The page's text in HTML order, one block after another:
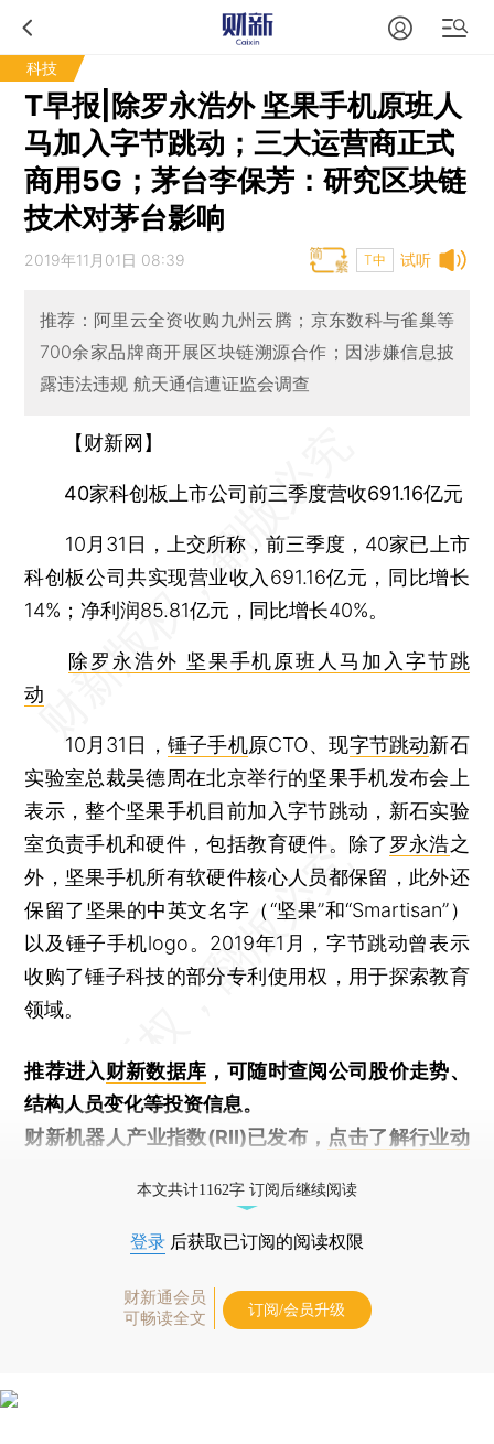
科技
T早报|除罗永浩外 坚果手机原班人
马加入字节跳动；三大运营商正式
商用5G；茅台李保芳：研究区块链
技术对茅台影响
试听
2019年11月01日 08:39 T中
推荐：阿里云全资收购九州云腾；京东数科与雀巢等
700余家品牌商开展区块链溯源合作；因涉嫌信息披
露违法违规 航天通信遭证监会调查
【财新网】
40家科创板上市公司前三季度营收691.16亿元
10月31日，上交所称，前三季度，40家已上市
科创板公司共实现营业收入691.16亿元，同比增长
14%；净利润85.81亿元，同比增长40%。
除罗永浩外 坚果手机原班人马加入字节跳
动
10月31日， 锤子手机原CTO、现字节跳动新石
实验室总裁吴德周在北京举行的坚果手机发布会上
表示，整个坚果手机目前加入字节跳动，新石实验
室负责手机和硬件，包括教育硬件。除了罗永浩之
外，坚果手机所有软硬件核心人员都保留，此外还
保留了坚果的中英文名字（“坚果”和“Smartisan”）
以及锤子手机logo。2019年1月，字节跳动曾表示
收购了锤子科技的部分专利使用权，用于探索教育
领域。
推荐进入财新数据库 ，可随时查阅公司股价走势、
结构人员变化等投资信息。
财新机器人产业指数(RII)已发布， 点击了解行业动
本文共计1162字 订阅后继续阅读
登录 后获取已订阅的阅读权限
财新通会员
可畅读全文
订阅/会员升级